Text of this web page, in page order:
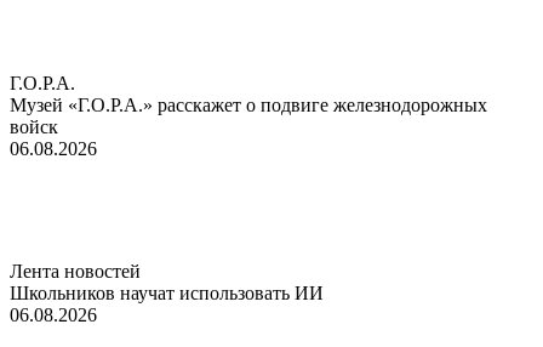
Г.О.Р.А.
Музей «Г.О.Р.А.» расскажет о подвиге железнодорожных
войск
06.08.2026
Лента новостей
Школьников научат использовать ИИ
06.08.2026